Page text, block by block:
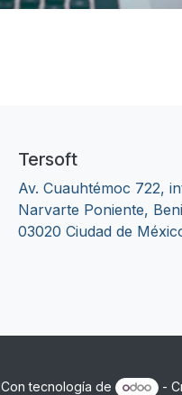
Tersoft
Av. Cuauhtémoc 722,
Narvarte Poniente,
03020 Ciudad de
Con tecnología de -